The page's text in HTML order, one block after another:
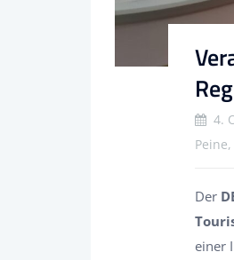
4.
Der
einer